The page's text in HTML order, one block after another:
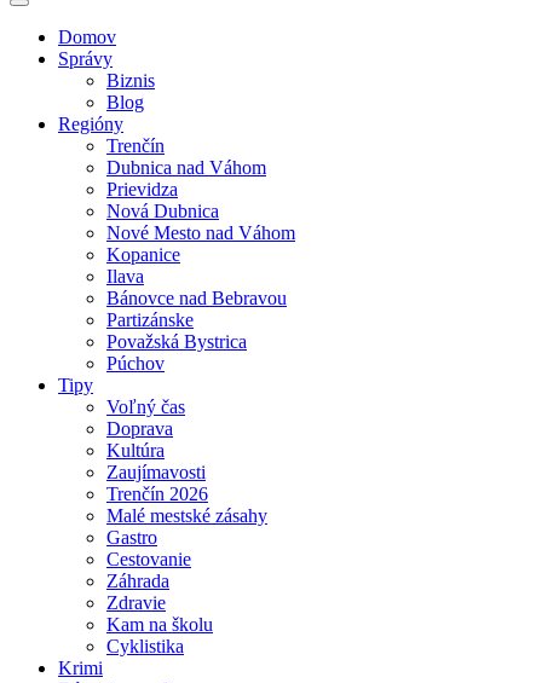
Domov
Správy
Biznis
Blog
Regióny
Trenčín
Dubnica nad Váhom
Prievidza
Nová Dubnica
Nové Mesto nad Váhom
Kopanice
Ilava
Bánovce nad Bebravou
Partizánske
Považská Bystrica
Púchov
Tipy
Voľný čas
Doprava
Kultúra
Zaujímavosti
Trenčín 2026
Malé mestské zásahy
Gastro
Cestovanie
Záhrada
Zdravie
Kam na školu
Cyklistika
Krimi